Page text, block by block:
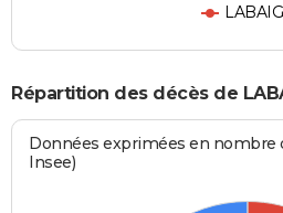
Répartition des décès de
Données exprimées en nombre
Insee)